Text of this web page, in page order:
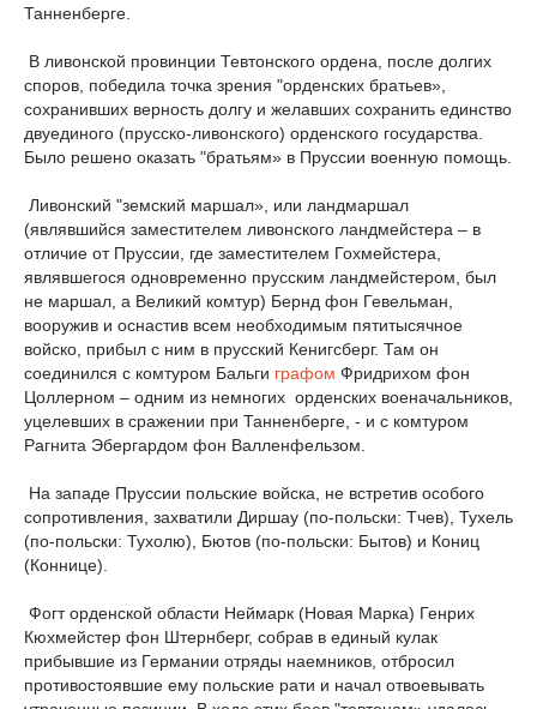
Танненберге.
В ливонской провинции Тевтонского ордена, после долгих
споров, победила точка зрения "орденских братьев»,
сохранивших верность долгу и желавших сохранить единство
двуединого (прусско-ливонского) орденского государства.
Было решено оказать "братьям» в Пруссии военную помощь.
Ливонский "земский маршал», или ландмаршал
(являвшийся заместителем ливонского ландмейстера – в
отличие от Пруссии, где заместителем Гохмейстера,
являвшегося одновременно прусским ландмейстером, был
не маршал, а Великий комтур) Бернд фон Гевельман,
вооружив и оснастив всем необходимым пятитысячное
войско, прибыл с ним в прусский Кенигсберг. Там он
соединился с комтуром Бальги графом Фридрихом фон
Цоллерном – одним из немногих орденских военачальников,
уцелевших в сражении при Танненберге, - и с комтуром
Рагнита Эбергардом фон Валленфельзом.
На западе Пруссии польские войска, не встретив особого
сопротивления, захватили Диршау (по-польски: Тчев), Тухель
(по-польски: Тухолю), Бютов (по-польски: Бытов) и Кониц
(Коннице).
Фогт орденской области Неймарк (Новая Марка) Генрих
Кюхмейстер фон Штернберг, собрав в единый кулак
прибывшие из Германии отряды наемников, отбросил
противостоявшие ему польские рати и начал отвоевывать